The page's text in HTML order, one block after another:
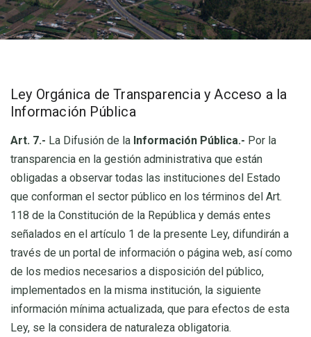
Ley Orgánica de Transparencia y Acceso a la
Información Pública
Art. 7.- La Difusión de la Información Pública.- Por la
transparencia en la gestión administrativa que están
obligadas a observar todas las instituciones del Estado
que conforman el sector público en los términos del Art.
118 de la Constitución de la República y demás entes
señalados en el artículo 1 de la presente Ley, difundirán a
través de un portal de información o página web, así como
de los medios necesarios a disposición del público,
implementados en la misma institución, la siguiente
información mínima actualizada, que para efectos de esta
Ley, se la considera de naturaleza obligatoria.